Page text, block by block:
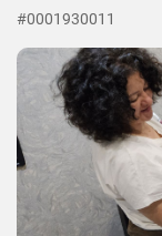
#0001930011